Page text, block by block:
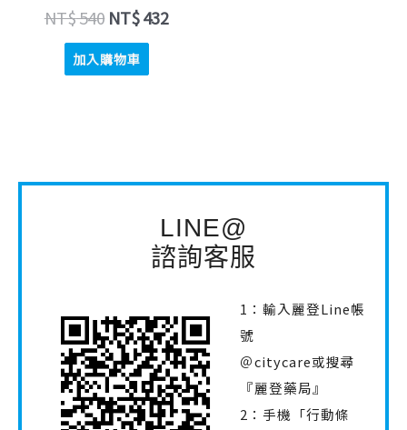
NT$540 NT$432
加入購物車
LINE@
諮詢客服
1：輸入麗登Line帳
號
＠citycare或搜尋
『麗登藥局』
2：手機「行動條